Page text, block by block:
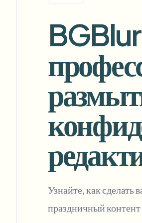
ФОРМА ОБРАТНОЙ СВЯЗИ
Поговорите с нами об
интеграциях.
ГОТОВО К
Форма обратной связи
Узнайте, как
праздничный